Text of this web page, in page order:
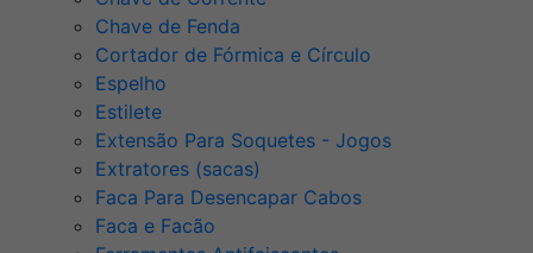
Chave de Fenda
Cortador de Fórmica e Círculo
Espelho
Estilete
Extensão Para Soquetes - Jogos
Extratores (sacas)
Faca Para Desencapar Cabos
Faca e Facão